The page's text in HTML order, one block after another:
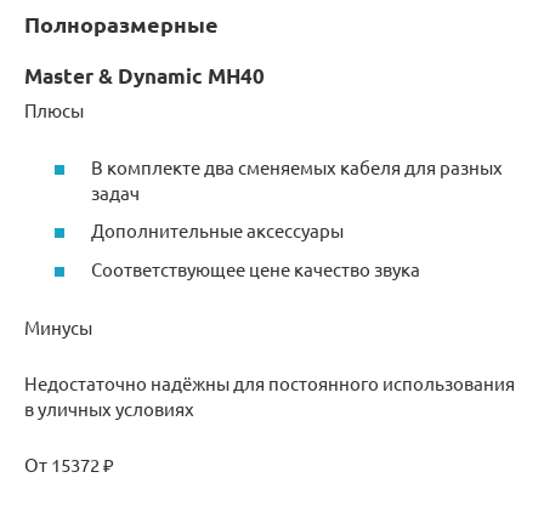
Полноразмерные
Master & Dynamic MH40
Плюсы
В комплекте два сменяемых кабеля для разных
задач
Дополнительные аксессуары
Соответствующее цене качество звука
Минусы
Недостаточно надёжны для постоянного использования
в уличных условиях
От 15372 ₽